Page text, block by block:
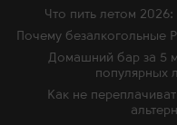
Что пить летом 2026:
Почему безалкогольные
Домашний бар за 5
популярных
Как не